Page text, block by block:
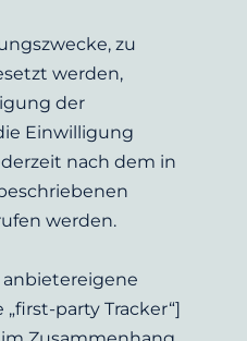
zu
werden,
der
Einwilligung
nach dem in
werden.
party Tracker“]